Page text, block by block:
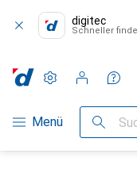
digitec
Schneller
Navigation nach
Menü Suche
Einstellungen
Kundenkonto
Vergleichslisten
Merklisten
Warenkorb